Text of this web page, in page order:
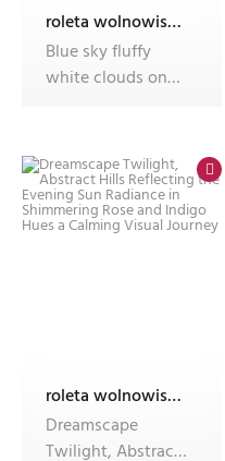
roleta wolnowisząca electro z nadrukiem
Blue sky fluffy
white clouds on
roleta wolnowisząca electro z nadrukiem
Dreamscape
Twilight, Abstract